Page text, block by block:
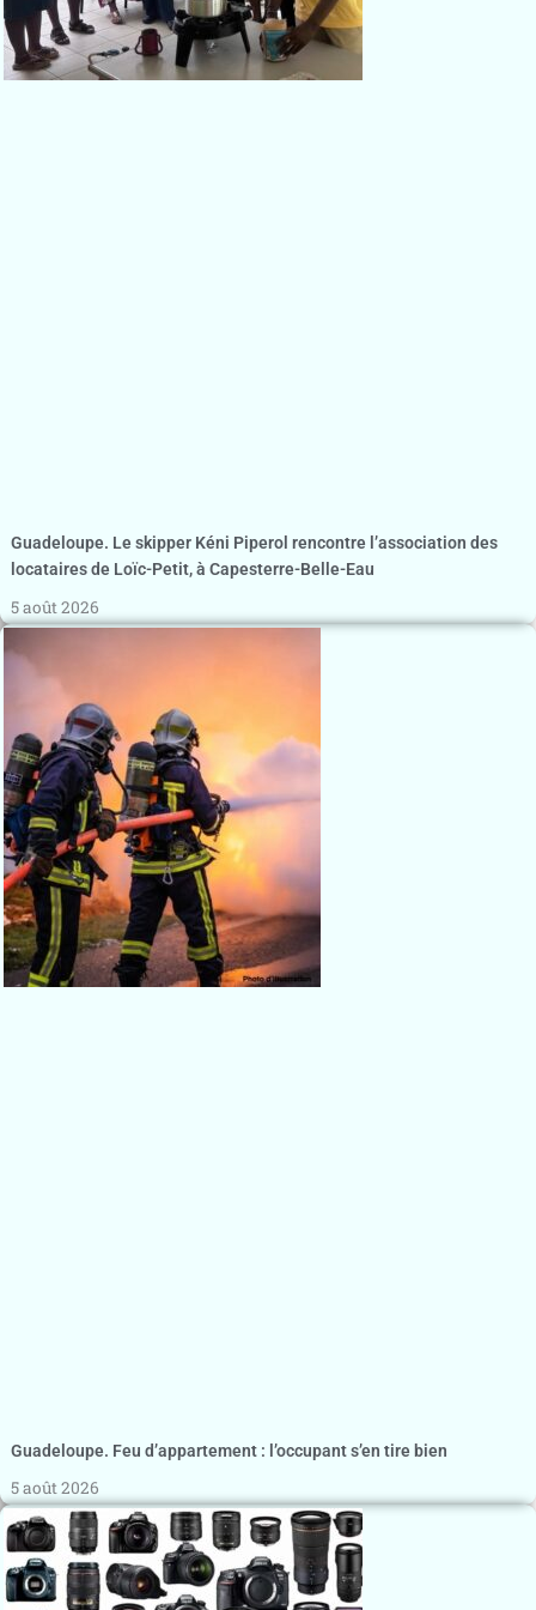
Guadeloupe. Le skipper Kéni Piperol rencontre l’association des
locataires de Loïc-Petit, à Capesterre-Belle-Eau
5 août 2026
Guadeloupe. Feu d’appartement : l’occupant s’en tire bien
5 août 2026